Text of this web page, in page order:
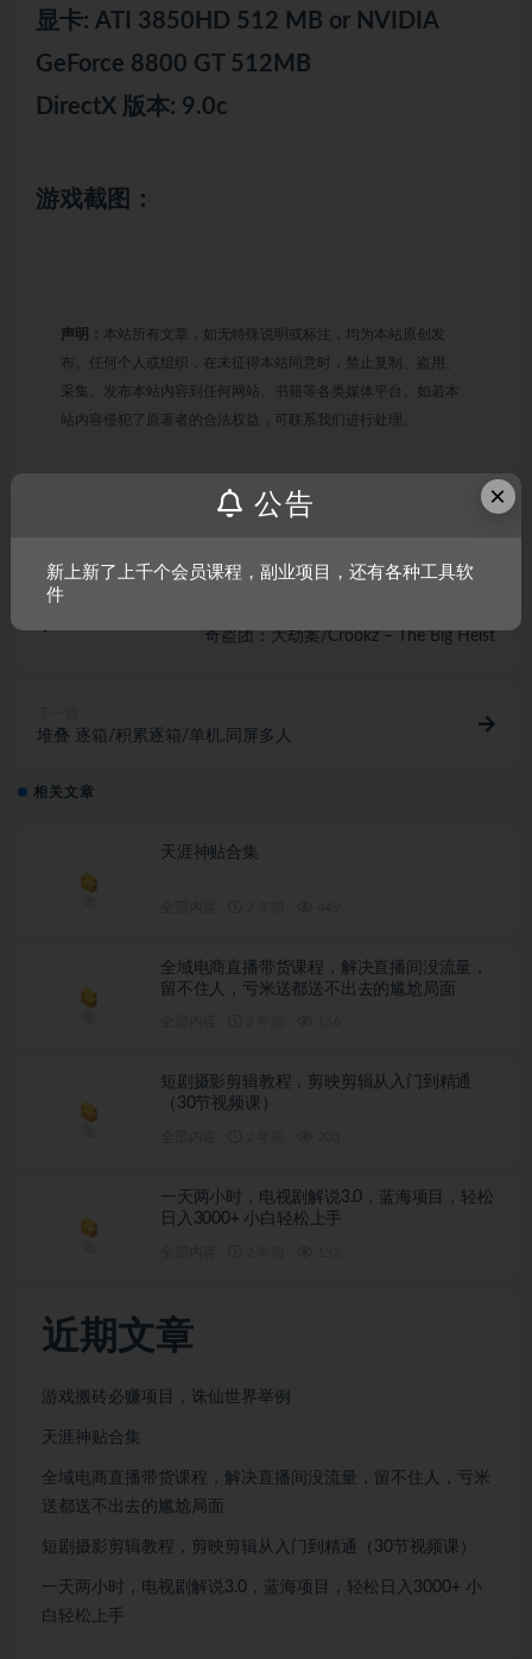
显卡: ATI 3850HD 512 MB or NVIDIA
GeForce 8800 GT 512MB
DirectX 版本: 9.0c
游戏截图：
声明： 本站所有文章，如无特殊说明或标注，均为本站原创发
布。任何个人或组织，在未征得本站同意时，禁止复制、盗用、
采集、发布本站内容到任何网站、书籍等各类媒体平台。如若本
站内容侵犯了原著者的合法权益，可联系我们进行处理。
奇盗团：大劫案/Crookz – The Big Heist
堆叠 逐箱/积累逐箱/单机.同屏多人
相关文章
天涯神贴合集
全域电商直播带货课程，解决直播间没流量，
留不住人，亏米送都送不出去的尴尬局面
短剧摄影剪辑教程，剪映剪辑从入门到精通
（30节视频课）
一天两小时，电视剧解说3.0，蓝海项目，轻松
日入3000+ 小白轻松上手
近期文章
游戏搬砖必赚项目，诛仙世界举例
天涯神贴合集
全域电商直播带货课程，解决直播间没流量，留不住人，亏米
送都送不出去的尴尬局面
短剧摄影剪辑教程，剪映剪辑从入门到精通（30节视频课）
一天两小时，电视剧解说3.0，蓝海项目，轻松日入3000+ 小
白轻松上手
×
公告
新上新了上千个会员课程，副业项目，还有各种工具软
件